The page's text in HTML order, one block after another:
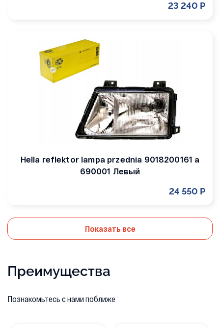
23 240 Р
Hella reflektor lampa przednia 9018200161 a
690001 Левый
24 550 Р
Показать все
Преимущества
Познакомьтесь с нами поближе